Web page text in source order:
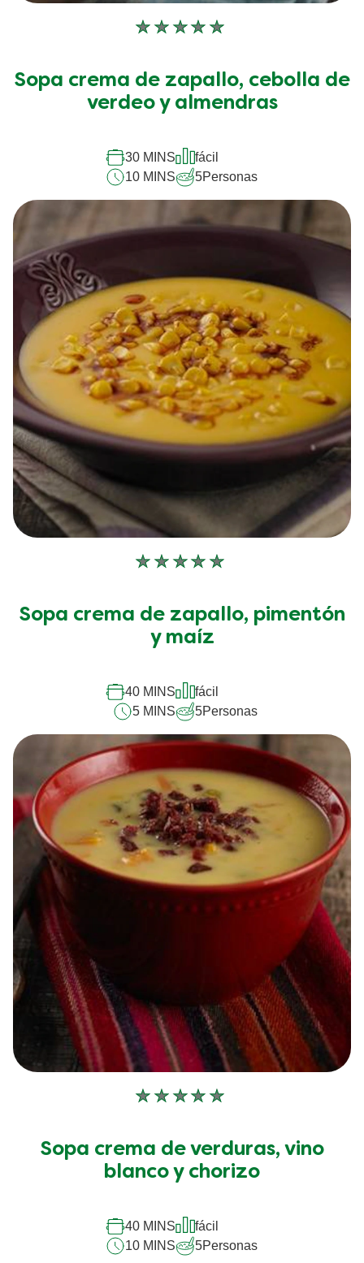
No
han
enviado
este
recipe
Sopa crema de zapallo, cebolla de
verdeo y almendras
30 MINS
fácil
10 MINS
5Personas
No
han
enviado
este
recipe
Sopa crema de zapallo, pimentón
y maíz
40 MINS
fácil
5 MINS
5Personas
No
han
enviado
este
recipe
Sopa crema de verduras, vino
blanco y chorizo
40 MINS
fácil
10 MINS
5Personas